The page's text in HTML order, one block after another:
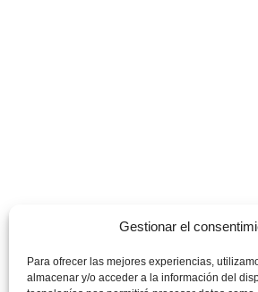
Gestionar el
Para ofrecer las mejores experiencias,
almacenar y/o acceder a la información del